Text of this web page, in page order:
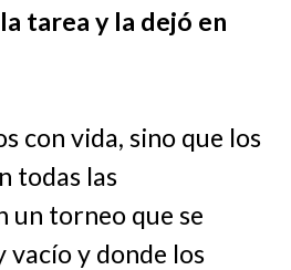
tarea y la dejó en
con vida, sino que los
todas las
un torneo que se
vacío y donde los